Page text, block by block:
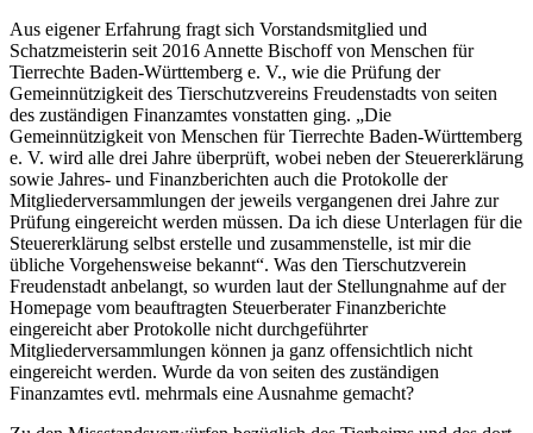
Aus eigener Erfahrung fragt sich Vorstandsmitglied und
Schatzmeisterin seit 2016 Annette Bischoff von Menschen für
Tierrechte Baden-Württemberg e. V., wie die Prüfung der
Gemeinnützigkeit des Tierschutzvereins Freudenstadts von seiten
des zuständigen Finanzamtes vonstatten ging. „Die
Gemeinnützigkeit von Menschen für Tierrechte Baden-Württemberg
e. V. wird alle drei Jahre überprüft, wobei neben der Steuererklärung
sowie Jahres- und Finanzberichten auch die Protokolle der
Mitgliederversammlungen der jeweils vergangenen drei Jahre zur
Prüfung eingereicht werden müssen. Da ich diese Unterlagen für die
Steuererklärung selbst erstelle und zusammenstelle, ist mir die
übliche Vorgehensweise bekannt“. Was den Tierschutzverein
Freudenstadt anbelangt, so wurden laut der Stellungnahme auf der
Homepage vom beauftragten Steuerberater Finanzberichte
eingereicht aber Protokolle nicht durchgeführter
Mitgliederversammlungen können ja ganz offensichtlich nicht
eingereicht werden. Wurde da von seiten des zuständigen
Finanzamtes evtl. mehrmals eine Ausnahme gemacht?